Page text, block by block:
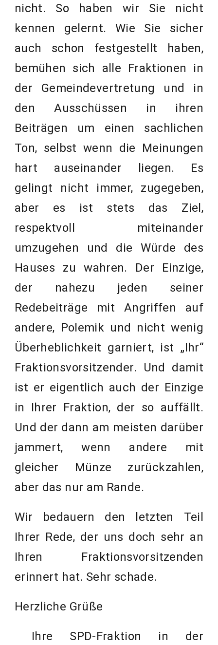
nicht. So haben wir Sie nicht
kennen gelernt. Wie Sie sicher
auch schon festgestellt haben,
bemühen sich alle Fraktionen in
der Gemeindevertretung und in
den Ausschüssen in ihren
Beiträgen um einen sachlichen
Ton, selbst wenn die Meinungen
hart auseinander liegen. Es
gelingt nicht immer, zugegeben,
aber es ist stets das Ziel,
respektvoll miteinander
umzugehen und die Würde des
Hauses zu wahren. Der Einzige,
der nahezu jeden seiner
Redebeiträge mit Angriffen auf
andere, Polemik und nicht wenig
Überheblichkeit garniert, ist „Ihr“
Fraktionsvorsitzender. Und damit
ist er eigentlich auch der Einzige
in Ihrer Fraktion, der so auffällt.
Und der dann am meisten darüber
jammert, wenn andere mit
gleicher Münze zurückzahlen,
aber das nur am Rande.
Wir bedauern den letzten Teil
Ihrer Rede, der uns doch sehr an
Ihren Fraktionsvorsitzenden
erinnert hat. Sehr schade.
Herzliche Grüße
Ihre SPD-Fraktion in der